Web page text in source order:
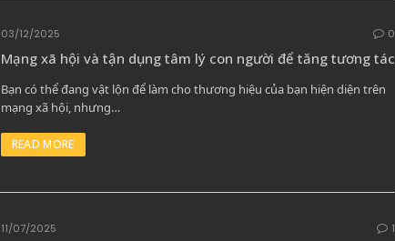
03/12/2025 0
Mạng xã hội và tận dụng tâm lý con người để tăng tương tác
Bạn có thể đang vật lộn để làm cho thương hiệu của bạn hiện diện trên
mạng xã hội, nhưng…
READ MORE
11/07/2025 1